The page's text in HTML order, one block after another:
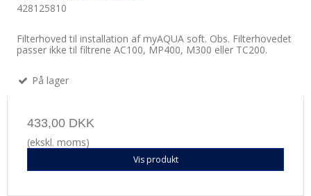
428125810
Filterhoved til installation af myAQUA soft. Obs. Filterhovedet
passer ikke til filtrene AC100, MP400, M300 eller TC200.
På lager
433,00 DKK
(ekskl. moms)
Vis produkt